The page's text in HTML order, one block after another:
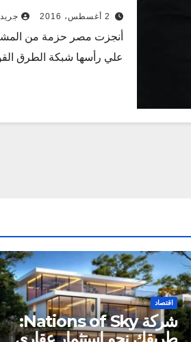
الاقتصاديين (3)
2 أغسطس، 2016
أنجزت مصر حزمة من
علي رأسها شبكة الطرق
اقتصاد
شركة Nations of Sky: